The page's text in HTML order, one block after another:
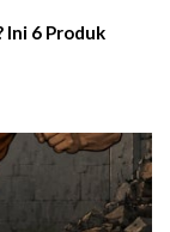
Ini 6 Produk